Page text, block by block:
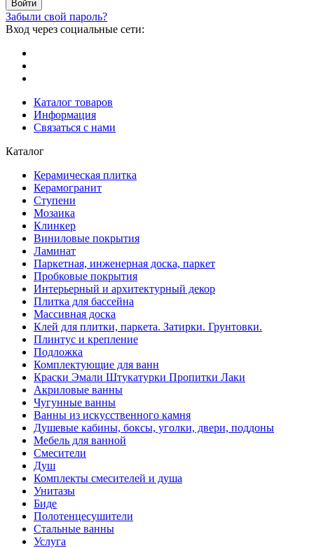
Забыли свой пароль?
Вход через социальные сети:
Каталог товаров
Информация
Связаться с нами
Каталог
Керамическая плитка
Керамогранит
Ступени
Мозаика
Клинкер
Виниловые покрытия
Ламинат
Паркетная, инженерная доска, паркет
Пробковые покрытия
Интерьерный и архитектурный декор
Плитка для бассейна
Массивная доска
Клей для плитки, паркета. Затирки. Грунтовки.
Плинтус и крепление
Подложка
Комплектующие для ванн
Краски Эмали Штукатурки Пропитки Лаки
Акриловые ванны
Чугунные ванны
Ванны из искусственного камня
Душевые кабины, боксы, уголки, двери, поддоны
Мебель для ванной
Смесители
Душ
Комплекты смесителей и душа
Унитазы
Биде
Полотенцесушители
Стальные ванны
Услуга